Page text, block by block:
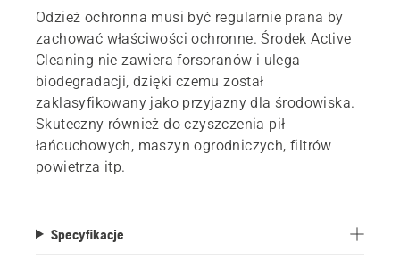
Odzież ochronna musi być regularnie prana by
zachować właściwości ochronne. Środek Active
Cleaning nie zawiera forsoranów i ulega
biodegradacji, dzięki czemu został
zaklasyfikowany jako przyjazny dla środowiska.
Skuteczny również do czyszczenia pił
łańcuchowych, maszyn ogrodniczych, filtrów
powietrza itp.
Specyfikacje